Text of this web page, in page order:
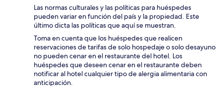
Las normas culturales y las políticas para huéspedes
pueden variar en función del país y la propiedad. Este
último dicta las políticas que aquí se muestran.
Toma en cuenta que los huéspedes que realicen
reservaciones de tarifas de solo hospedaje o solo desayuno
no pueden cenar en el restaurante del hotel. Los
huéspedes que deseen cenar en el restaurante deben
notificar al hotel cualquier tipo de alergia alimentaria con
anticipación.